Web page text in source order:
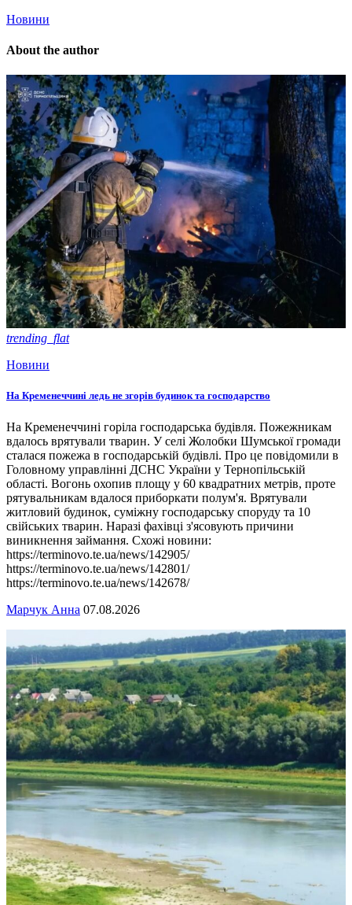
Новини
About the author
trending_flat
Новини
На Кременеччині ледь не згорів будинок та господарство
На Кременеччині горіла господарська будівля. Пожежникам
вдалось врятували тварин. У селі Жолобки Шумської громади
сталася пожежа в господарській будівлі. Про це повідомили в
Головному управлінні ДСНС України у Тернопільській
області. Вогонь охопив площу у 60 квадратних метрів, проте
рятувальникам вдалося приборкати полум'я. Врятували
житловий будинок, суміжну господарську споруду та 10
свійських тварин. Наразі фахівці з'ясовують причини
виникнення займання. Схожі новини:
https://terminovo.te.ua/news/142905/
https://terminovo.te.ua/news/142801/
https://terminovo.te.ua/news/142678/
Марчук Анна 07.08.2026